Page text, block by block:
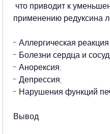
применению редуксина
- Аллергическая
- Болезни сердца и
- Анорексия;
- Депрессия;
- Нарушения функций
Вывод